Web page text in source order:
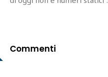
Commenti